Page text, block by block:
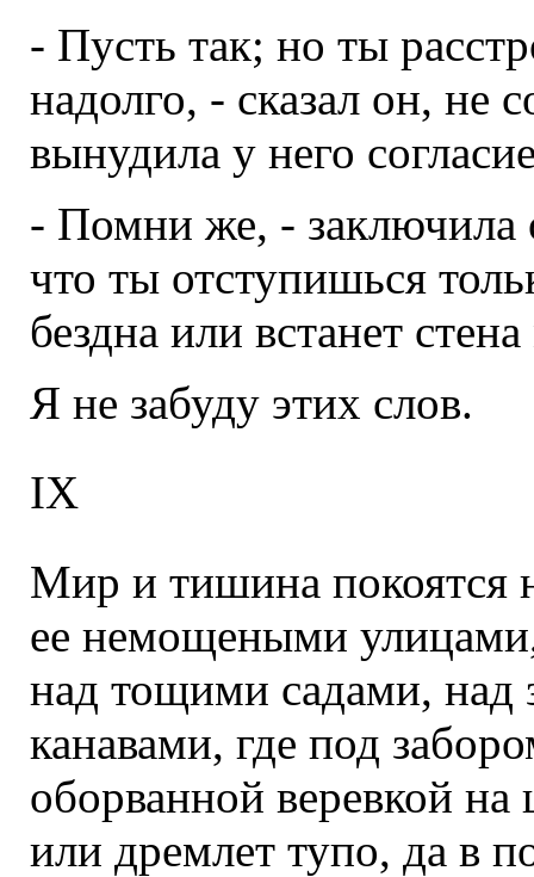
- Пусть так; но ты
надолго, - сказал он, не
вынудила у него
- Помни же, - заключила
что ты отступишься
бездна или встанет
Я не забуду этих слов.
IX
Мир и тишина покоятся
ее немощеными
над тощими садами, над
канавами, где под
оборванной веревкой
или дремлет тупо, да в